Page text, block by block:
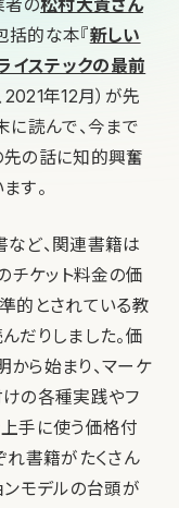
者の松村大貴さん
的な本『新しい
イステックの最前
2021年12月）が先
に読んで、今まで
先の話に知的興奮
す。
ど、関連書籍は
チケット料金の価
的とされている教
だりしました。価
ら始まり、マーケ
の各種実践やフ
手に使う価格付
れ書籍がたくさん
ンモデルの台頭が